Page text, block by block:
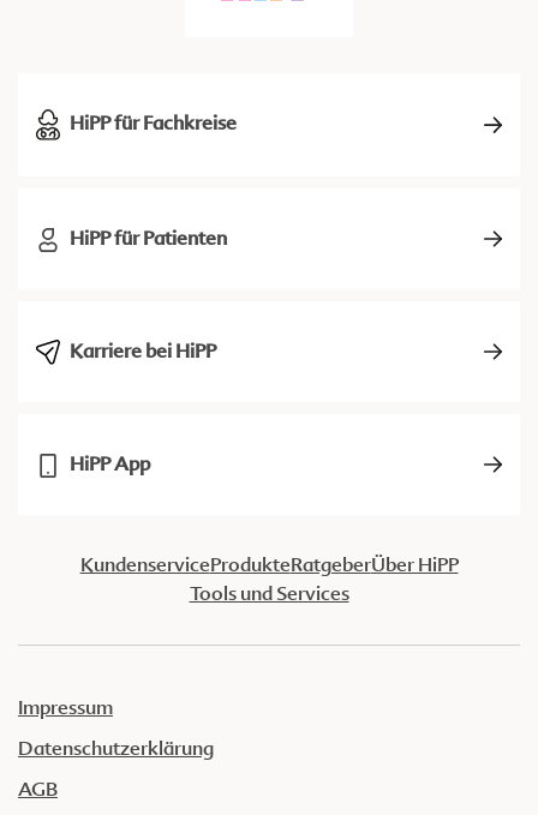
HiPP für Fachkreise
HiPP für Patienten
Karriere bei HiPP
HiPP App
KundenserviceProdukteRatgeberÜber HiPP
Tools und Services
Impressum
Datenschutzerklärung
AGB